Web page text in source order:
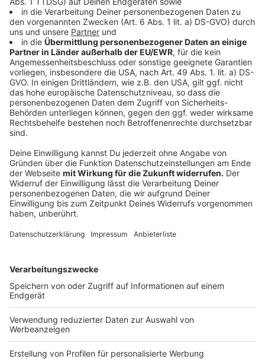
Herkunft, Empfängern oder Kategorien von
Empfängern, an die diese Daten weitergegeben
werden und den Zweck der Speicherung (§ 34 BDSG;
Art. 15 Datenschutzgrundverordnung, DSGVO).
Teilnehmer haben das Recht, jederzeit aus Gründen,
die sich aus ihrer besonderen Situation ergeben, bei
Vorliegen der gesetzlichen Voraussetzungen gegen
die Verarbeitung ihrer Daten Widerspruch einzulegen.
Die Rechtmäßigkeit der bis zum Widerspruch
BDSG; Art. 21 DSGVO). Teilnehmer sind ebenfalls
berechtigt eine Berichtigung, Löschung oder Sperrung
ihrer personenbezogenen Daten zu verlangen, soweit
dem keine gesetzlichen Vorschriften entgegenstehen
(§ 35 BDSG; Art. 16, 17 DSGVO). Zu beachten ist, dass
Anspruchs auf Sperrung oder Löschung der
des Gewinnspiels durch Teilnehmer, diese regelmäßig
nicht mehr an der Gewinnspielverlosung teilnehmen
können.
Wenn diesbezügliche Fragen zum Datenschutz oder
zur Datensicherheit bestehen, oder wenn Teilnehmer
vorstehend genannten Rechte geltend machen